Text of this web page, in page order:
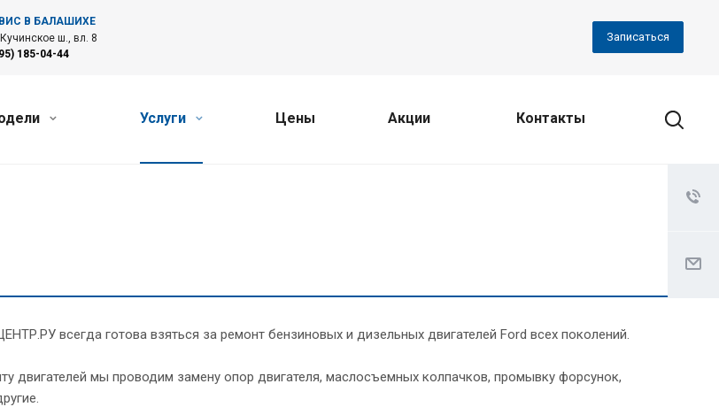
В БАЛАШИХЕ
ш., вл. 8
185-04-44
Записаться
Услуги Цены Акции Контакты
всегда готова взяться за ремонт бензиновых и дизельных двигателей Ford всех поколений.
двигателей мы проводим замену опор двигателя, маслосъемных колпачков, промывку форсунок,